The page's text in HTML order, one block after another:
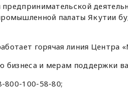
палаты Якутии
горячая линия Центра
и мерам поддержки
800-100-58-80;